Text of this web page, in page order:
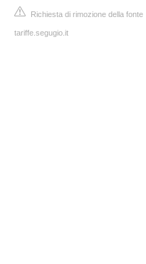
Richiesta di rimozione della fonte
tariffe.segugio.it